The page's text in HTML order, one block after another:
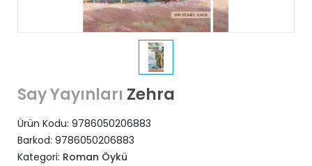
Say Yayınları Zehra
Ürün Kodu: 9786050206883
Barkod: 9786050206883
Kategori: Roman Öykü